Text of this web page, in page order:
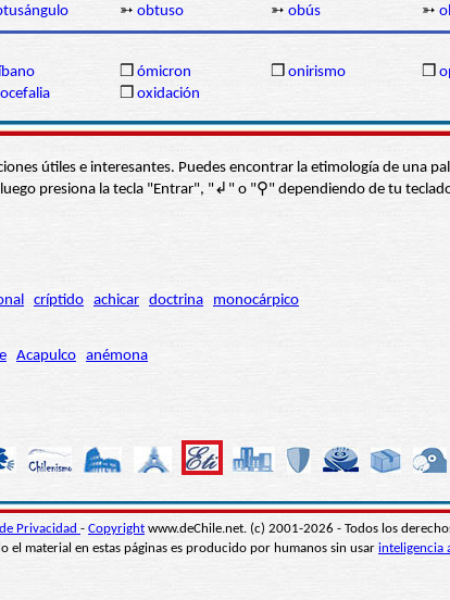
➳ obtuso ➳ obús ➳
❒ ómicron ❒ onirismo ❒
❒ oxidación
útiles e interesantes. Puedes encontrar la etimología de una
luego presiona la tecla "Entrar", "↲" o "⚲" dependiendo de tu
críptido achicar doctrina monocárpico
Acapulco anémona
Privacidad - Copyright www.deChile.net. (c) 2001-2026 - Todos los
el material en estas páginas es producido por humanos sin usar inteligencia